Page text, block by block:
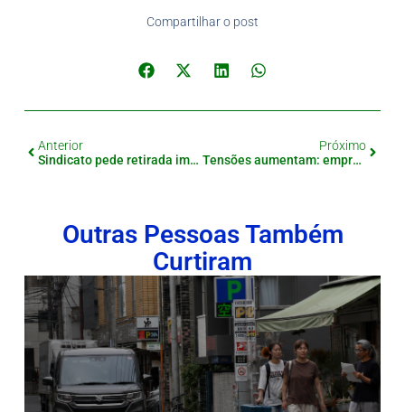
Compartilhar o post
Anterior
Sindicato pede retirada imediata de regra que exclui estrangeiros do serviço público
Próximo
Tensões aumentam: empresas chinesas bloqueiam vendas de terras raras ao Japão
Outras Pessoas Também
Curtiram